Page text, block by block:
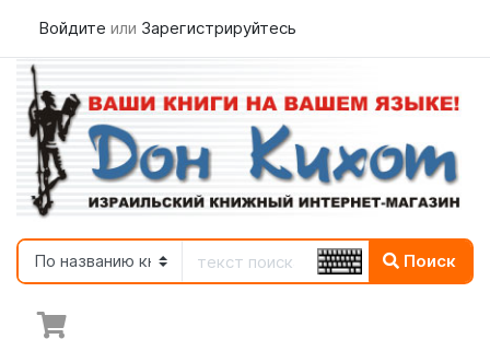
Войдите или Зарегистрируйтесь
Поиск